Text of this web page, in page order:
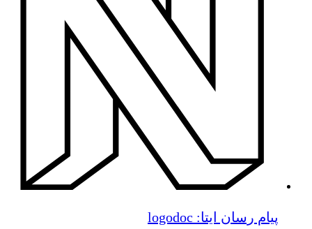
پیام رسان ایتا: logodoc